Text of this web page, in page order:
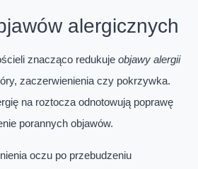
alergicznych
znacząco redukuje objawy alergii
zaczerwienienia czy pokrzywka.
na roztocza odnotowują poprawę
porannych objawów.
oczu po przebudzeniu